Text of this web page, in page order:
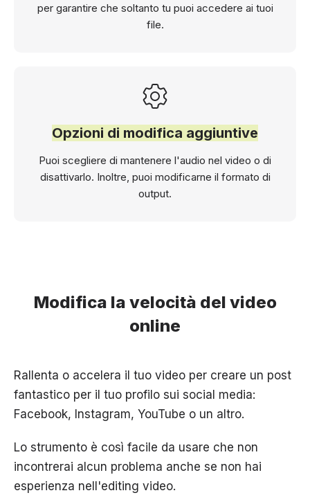
per garantire che soltanto tu puoi accedere ai tuoi
file.
Opzioni di modifica aggiuntive
Puoi scegliere di mantenere l'audio nel video o di
disattivarlo. Inoltre, puoi modificarne il formato di
output.
Modifica la velocità del video
online
Rallenta o accelera il tuo video per creare un post
fantastico per il tuo profilo sui social media:
Facebook, Instagram, YouTube o un altro.
Lo strumento è così facile da usare che non
incontrerai alcun problema anche se non hai
esperienza nell'editing video.